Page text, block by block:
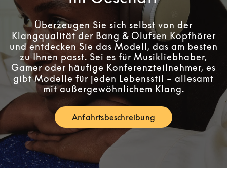
Überzeugen Sie sich selbst von der
Klangqualität der Bang & Olufsen Kopfhörer
und entdecken Sie das Modell, das am besten
zu Ihnen passt. Sei es für Musikliebhaber,
Gamer oder häufige Konferenzteilnehmer, es
gibt Modelle für jeden Lebensstil – allesamt
mit außergewöhnlichem Klang.
AnfahrtsbeschreibungLink Opens in New Tab